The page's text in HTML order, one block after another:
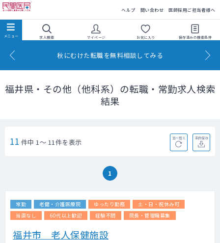
ヘルプ 問い合わせ 医師採用ご担当者様へ
求人検索 マイページ お気に入り 保存済みの検索条件
秋にむけた転職を無料相談してみる
福井県・その他（他科系）の転職・常勤求人検索
結果
11 件中 1～ 11件を表示 並べ替え 条件保存
1
常勤 老健・介護医療院 ゆったり勤務
土・日・祝休み可
当直なし
60代以上歓迎 経験不問 院長・管理職募集
福井市 老人保健施設